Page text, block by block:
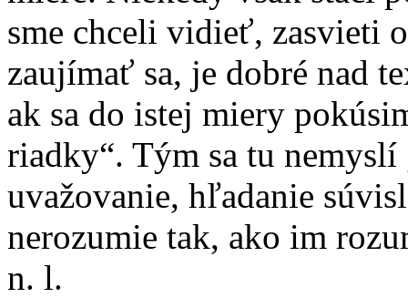
sme chceli vidieť, zasvieti
zaujímať sa, je dobré nad
ak sa do istej miery
riadky“. Tým sa tu nemyslí
uvažovanie, hľadanie
nerozumie tak, ako im
n. l.